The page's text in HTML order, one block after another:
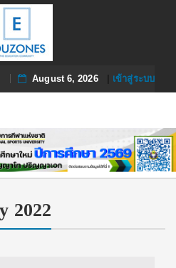
August 6, 2026| เข้าสู่ระบบ
2022